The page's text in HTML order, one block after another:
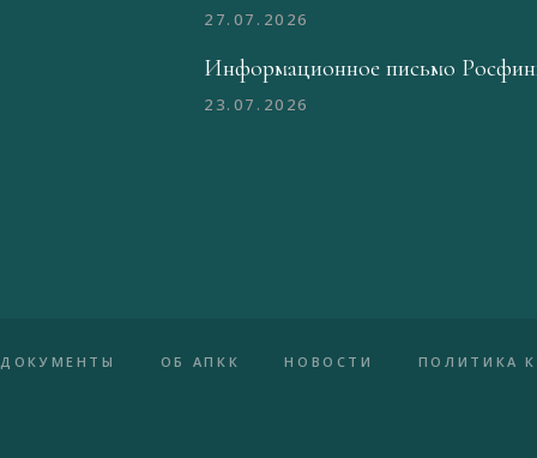
27.07.2026
Информационное письмо
23.07.2026
ДОКУМЕНТЫ ОБ АПКК НОВОСТИ ПОЛИТИКА